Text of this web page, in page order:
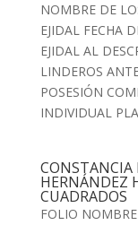
NOMBRE DE
EJIDAL FECHA
EJIDAL AL
LINDEROS
POSESIÓN
INDIVIDUAL
CONSTANCIA
HERNÁNDEZ
CUADRADOS
FOLIO